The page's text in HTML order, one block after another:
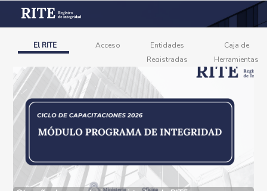
El RITE Acceso
Entidades
Registradas
Caja de
Herramientas